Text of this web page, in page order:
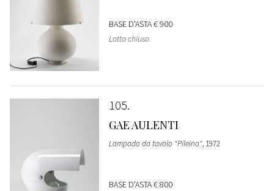
BASE D'ASTA€ 900
Lotto chiuso
105
GAE AULENTI
Lampada da tavolo "Pileino", 1972
BASE D'ASTA€ 800